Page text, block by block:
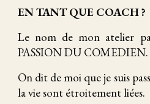
EN TANT QUE COACH ?
Le nom de mon atelier
PASSION DU COMEDIEN.
On dit de moi que je suis
la vie sont étroitement liées.